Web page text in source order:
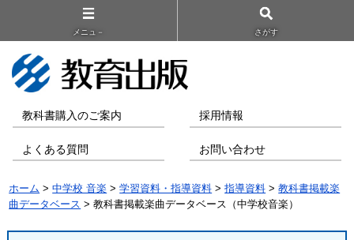
メニュ－ さがす
教科書購入のご案内 採用情報
よくある質問 お問い合わせ
ホーム >中学校 音楽 >学習資料・指導資料 >指導資料 >教科書掲載楽
曲データベース > 教科書掲載楽曲データベース（中学校音楽）